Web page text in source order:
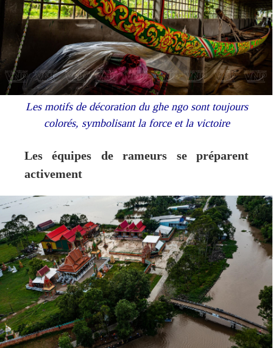
Les motifs de décoration du ghe ngo sont toujours
colorés, symbolisant la force et la victoire
Les équipes de rameurs se préparent
activement